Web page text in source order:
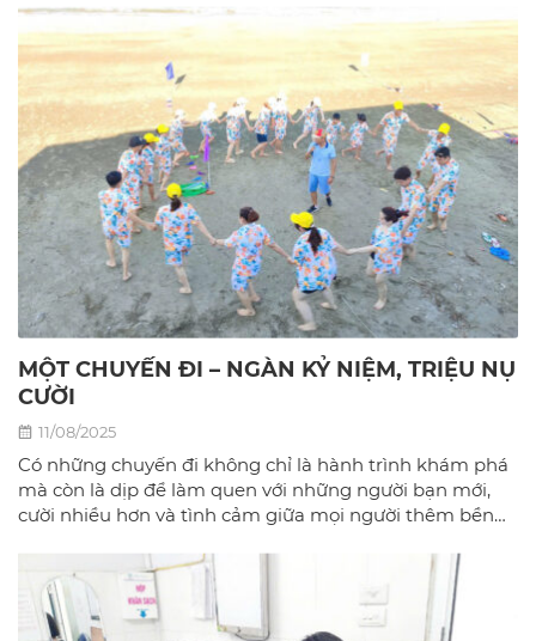
MỘT CHUYẾN ĐI – NGÀN KỶ NIỆM, TRIỆU NỤ
CƯỜI
11/08/2025
Có những chuyến đi không chỉ là hành trình khám phá
mà còn là dịp để làm quen với những người bạn mới,
cười nhiều hơn và tình cảm giữa mọi người thêm bền